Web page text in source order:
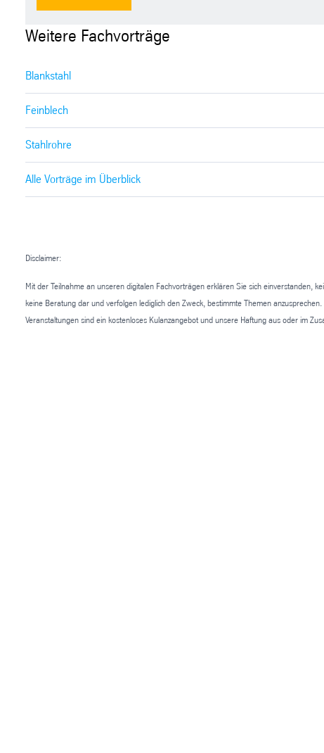
Weitere Fachvorträge
Blankstahl
Feinblech
Stahlrohre
Alle Vorträge im Überblick
Disclaimer:
Mit der Teilnahme an unseren digitalen Fachvorträgen erklären Sie sich einverstanden,
keine Beratung dar und verfolgen lediglich den Zweck, bestimmte Themen
Veranstaltungen sind ein kostenloses Kulanzangebot und unsere Haftung aus oder im